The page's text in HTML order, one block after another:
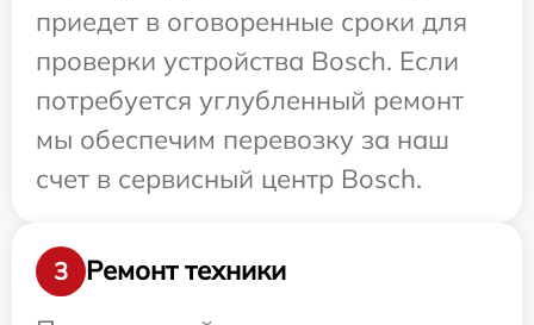
приедет в оговоренные сроки для
проверки устройства Bosch. Если
потребуется углубленный ремонт
мы обеспечим перевозку за наш
счет в сервисный центр Bosch.
3
Ремонт техники